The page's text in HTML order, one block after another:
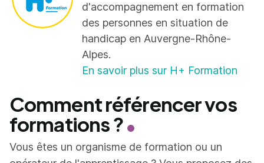
d'accompagnement en formation
des personnes en situation de
handicap en Auvergne-Rhône-
Alpes.
En savoir plus sur H+ Formation
Comment référencer vos
formations ?
Vous êtes un organisme de formation ou un